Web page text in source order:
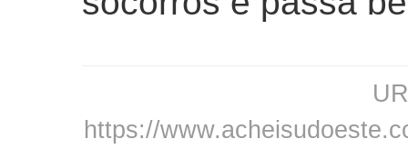
https://